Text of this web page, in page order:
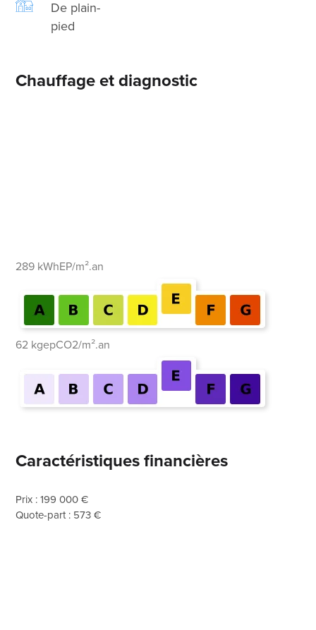
De plain-
pied
Chauffage et diagnostic
289 kWhEP/m².an
62 kgepCO2/m².an
Caractéristiques financières
Prix : 199 000 €
Quote-part : 573 €